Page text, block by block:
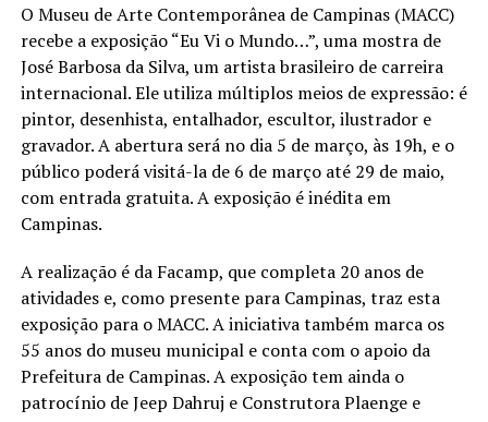
O Museu de Arte Contemporânea de Campinas (MACC)
recebe a exposição “Eu Vi o Mundo…”, uma mostra de
José Barbosa da Silva, um artista brasileiro de carreira
internacional. Ele utiliza múltiplos meios de expressão: é
pintor, desenhista, entalhador, escultor, ilustrador e
gravador. A abertura será no dia 5 de março, às 19h, e o
público poderá visitá-la de 6 de março até 29 de maio,
com entrada gratuita. A exposição é inédita em
Campinas.
A realização é da Facamp, que completa 20 anos de
atividades e, como presente para Campinas, traz esta
exposição para o MACC. A iniciativa também marca os
55 anos do museu municipal e conta com o apoio da
Prefeitura de Campinas. A exposição tem ainda o
patrocínio de Jeep Dahruj e Construtora Plaenge e